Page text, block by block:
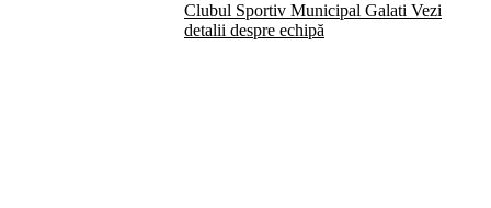
Clubul Sportiv Municipal Galati Vezi
detalii despre echipă